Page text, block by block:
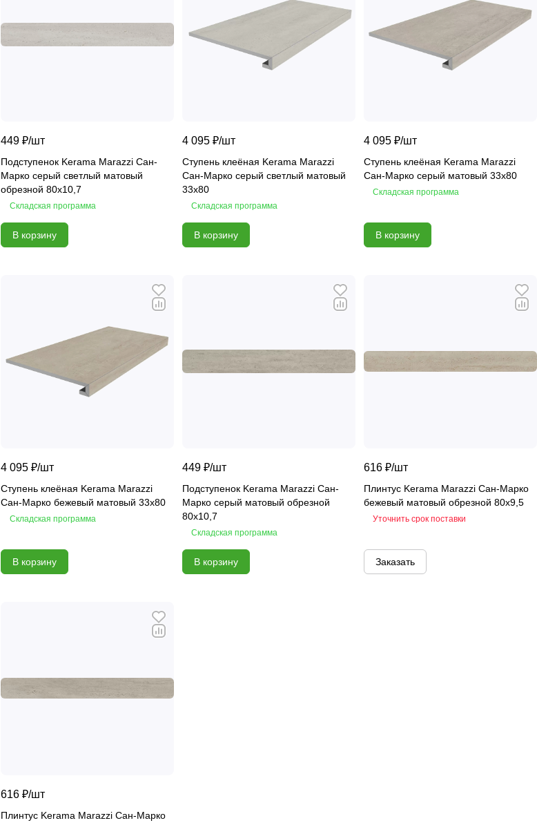
449 ₽/шт
Подступенок Kerama Marazzi Сан-
Марко серый светлый матовый
обрезной 80х10,7
Складская программа
В корзину
4 095 ₽/шт
Ступень клеёная Kerama Marazzi
Сан-Марко серый светлый матовый
33х80
Складская программа
В корзину
4 095 ₽/шт
Ступень клеёная Kerama Marazzi
Сан-Марко серый матовый 33х80
Складская программа
В корзину
4 095 ₽/шт
Ступень клеёная Kerama Marazzi
Сан-Марко бежевый матовый 33х80
Складская программа
В корзину
449 ₽/шт
Подступенок Kerama Marazzi Сан-
Марко серый матовый обрезной
80х10,7
Складская программа
В корзину
616 ₽/шт
Плинтус Kerama Marazzi Сан-Марко
бежевый матовый обрезной 80х9,5
Уточнить срок поставки
Заказать
616 ₽/шт
Плинтус Kerama Marazzi Сан-Марко